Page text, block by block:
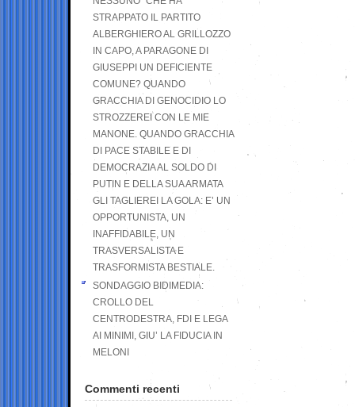
STRAPPATO IL PARTITO
ALBERGHIERO AL GRILLOZZO
IN CAPO, A PARAGONE DI
GIUSEPPI UN DEFICIENTE
COMUNE? QUANDO
GRACCHIA DI GENOCIDIO LO
STROZZEREI CON LE MIE
MANONE. QUANDO GRACCHIA
DI PACE STABILE E DI
DEMOCRAZIA AL SOLDO DI
PUTIN E DELLA SUA ARMATA
GLI TAGLIEREI LA GOLA: E’ UN
OPPORTUNISTA, UN
INAFFIDABILE, UN
TRASVERSALISTA E
TRASFORMISTA BESTIALE.
SONDAGGIO BIDIMEDIA:
CROLLO DEL
CENTRODESTRA, FDI E LEGA
AI MINIMI, GIU’ LA FIDUCIA IN
MELONI
Commenti recenti